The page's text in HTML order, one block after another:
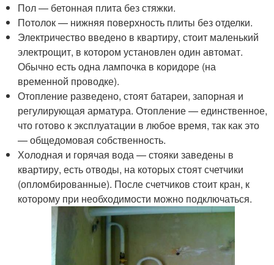
Пол — бетонная плита без стяжки.
Потолок — нижняя поверхность плиты без отделки.
Электричество введено в квартиру, стоит маленький
электрощит, в котором установлен один автомат.
Обычно есть одна лампочка в коридоре (на
временной проводке).
Отопление разведено, стоят батареи, запорная и
регулирующая арматура. Отопление — единственное,
что готово к эксплуатации в любое время, так как это
— общедомовая собственность.
Холодная и горячая вода — стояки заведены в
квартиру, есть отводы, на которых стоят счетчики
(опломбированные). После счетчиков стоит кран, к
которому при необходимости можно подключаться.